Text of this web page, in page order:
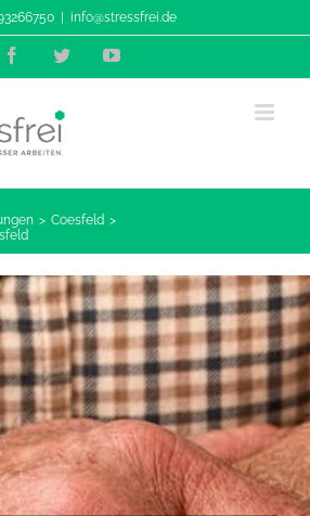
info@stressfrei.de
FacebookTwitterYouTube
Coesfeld